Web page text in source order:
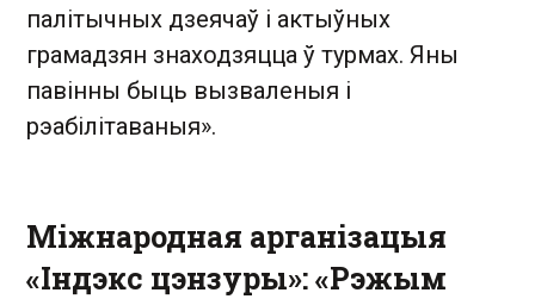
палітычных дзеячаў і актыўных
грамадзян знаходзяцца ў турмах. Яны
павінны быць вызваленыя і
рэабілітаваныя».
Міжнародная арганізацыя
«Індэкс цэнзуры»: «Рэжым